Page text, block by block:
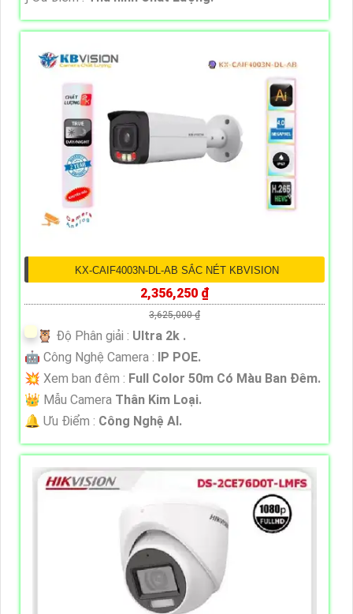
KX-CAIF4003N-DL-AB SẮC NÉT KBVISION
2,356,250 ₫
3,625,000 ₫
🦉 Độ Phân giải : Ultra 2k .
🤖️ Công Nghệ Camera :
IP POE.
💥 Xem ban đêm : Full Color 50m Có Màu Ban Đêm.
👑 Mẫu Camera Thân Kim Loại.
️🔔 Ưu Điểm : Công Nghệ AI.